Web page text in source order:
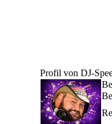
Profil von DJ-